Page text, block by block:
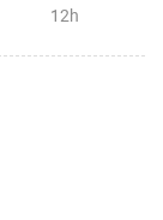
12h